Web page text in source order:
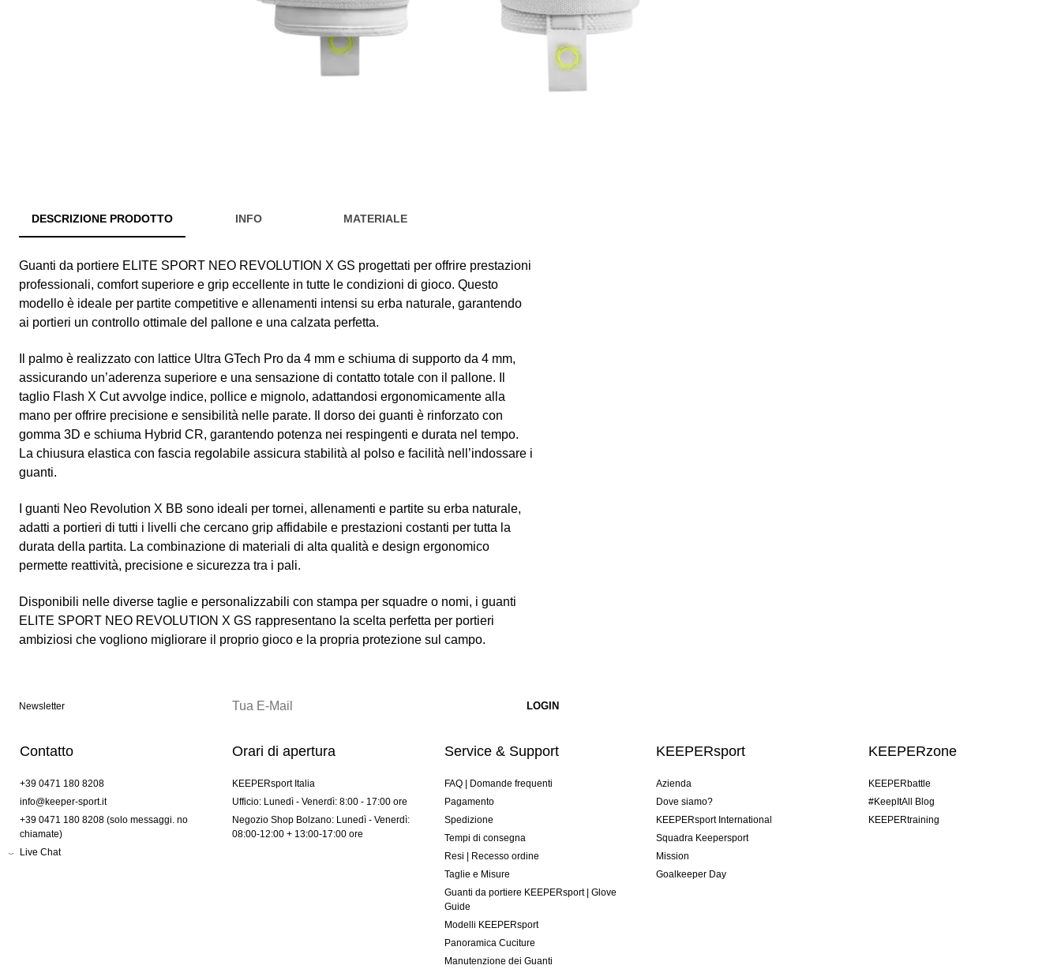
DESCRIZIONE PRODOTTO INFO MATERIALE
Guanti da portiere ELITE SPORT NEO REVOLUTION X GS progettati per offrire prestazioni
professionali, comfort superiore e grip eccellente in tutte le condizioni di gioco. Questo
modello è ideale per partite competitive e allenamenti intensi su erba naturale, garantendo
ai portieri un controllo ottimale del pallone e una calzata perfetta.
Il palmo è realizzato con lattice Ultra GTech Pro da 4 mm e schiuma di supporto da 4 mm,
assicurando un’aderenza superiore e una sensazione di contatto totale con il pallone. Il
taglio Flash X Cut avvolge indice, pollice e mignolo, adattandosi ergonomicamente alla
mano per offrire precisione e sensibilità nelle parate. Il dorso dei guanti è rinforzato con
gomma 3D e schiuma Hybrid CR, garantendo potenza nei respingenti e durata nel tempo.
La chiusura elastica con fascia regolabile assicura stabilità al polso e facilità nell’indossare i
guanti.
I guanti Neo Revolution X BB sono ideali per tornei, allenamenti e partite su erba naturale,
adatti a portieri di tutti i livelli che cercano grip affidabile e prestazioni costanti per tutta la
durata della partita. La combinazione di materiali di alta qualità e design ergonomico
permette reattività, precisione e sicurezza tra i pali.
Disponibili nelle diverse taglie e personalizzabili con stampa per squadre o nomi, i guanti
ELITE SPORT NEO REVOLUTION X GS rappresentano la scelta perfetta per portieri
ambiziosi che vogliono migliorare il proprio gioco e la propria protezione sul campo.
Newsletter
Contatto
+39 0471 180 8208
info@keeper-sport.it
+39 0471 180 8208 (solo messaggi. no
chiamate)
Live Chat
Orari di apertura
KEEPERsport Italia
Ufficio: Lunedì - Venerdì: 8:00 - 17:00 ore
Negozio Shop Bolzano: Lunedì - Venerdì:
08:00-12:00 + 13:00-17:00 ore
Service & Support
FAQ | Domande frequenti
Pagamento
Spedizione
Tempi di consegna
Resi | Recesso ordine
Taglie e Misure
Guanti da portiere KEEPERsport | Glove
Guide
Modelli KEEPERsport
Panoramica Cuciture
Manutenzione dei Guanti
KEEPERsport
Azienda
Dove siamo?
KEEPERsport International
Squadra Keepersport
Mission
Goalkeeper Day
KEEPERzone
KEEPERbattle
#KeepItAll Blog
KEEPERtraining